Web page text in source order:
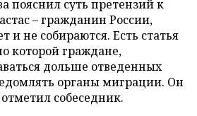
пояснил суть претензий к
– гражданин России,
и не собираются. Есть статья
которой граждане,
дольше отведенных
органы миграции. Он
отметил собеседник.